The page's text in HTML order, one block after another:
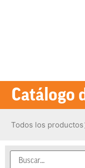
Catálogo
Todos los productos